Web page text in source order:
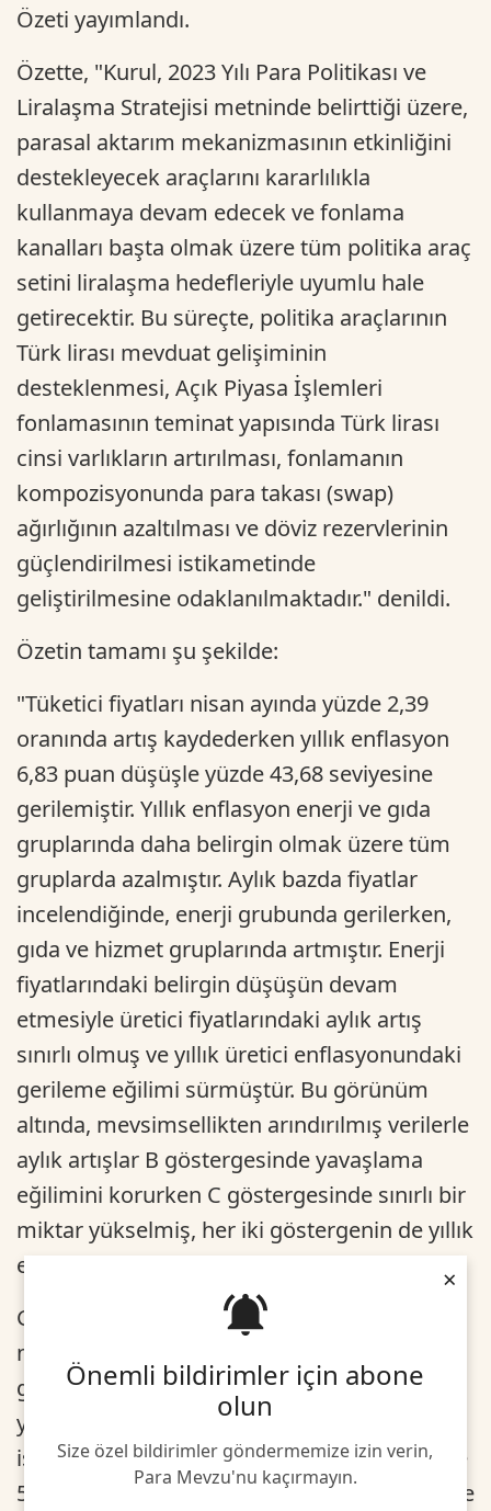
Önemli bildirimler için abone
olun
Size özel bildirimler göndermemize izin verin,
Para Mevzu'nu kaçırmayın.
×
Özeti yayımlandı.
Özette, "Kurul, 2023 Yılı Para Politikası ve
Liralaşma Stratejisi metninde belirttiği üzere,
parasal aktarım mekanizmasının etkinliğini
destekleyecek araçlarını kararlılıkla
kullanmaya devam edecek ve fonlama
kanalları başta olmak üzere tüm politika araç
setini liralaşma hedefleriyle uyumlu hale
getirecektir. Bu süreçte, politika araçlarının
Türk lirası mevduat gelişiminin
desteklenmesi, Açık Piyasa İşlemleri
fonlamasının teminat yapısında Türk lirası
cinsi varlıkların artırılması, fonlamanın
kompozisyonunda para takası (swap)
ağırlığının azaltılması ve döviz rezervlerinin
güçlendirilmesi istikametinde
geliştirilmesine odaklanılmaktadır." denildi.
Özetin tamamı şu şekilde:
"Tüketici fiyatları nisan ayında yüzde 2,39
oranında artış kaydederken yıllık enflasyon
6,83 puan düşüşle yüzde 43,68 seviyesine
gerilemiştir. Yıllık enflasyon enerji ve gıda
gruplarında daha belirgin olmak üzere tüm
gruplarda azalmıştır. Aylık bazda fiyatlar
incelendiğinde, enerji grubunda gerilerken,
gıda ve hizmet gruplarında artmıştır. Enerji
fiyatlarındaki belirgin düşüşün devam
etmesiyle üretici fiyatlarındaki aylık artış
sınırlı olmuş ve yıllık üretici enflasyonundaki
gerileme eğilimi sürmüştür. Bu görünüm
altında, mevsimsellikten arındırılmış verilerle
aylık artışlar B göstergesinde yavaşlama
eğilimini korurken C göstergesinde sınırlı bir
miktar yükselmiş, her iki göstergenin de yıllık
enflasyonu gerilemiştir.
Gıda ve alkolsüz içecekler grubu fiyatları
nisan ayında yüzde 3,95 oranında artmış,
grup yıllık enflasyonu 13,97 puan düşüşle
yüzde 53,92 olmuştur. Yıllık enflasyon,
işlenmemiş gıdada 13,24 puan azalışla yüzde
52,70, işlenmiş gıdada ise 13,93 puan düşüşle